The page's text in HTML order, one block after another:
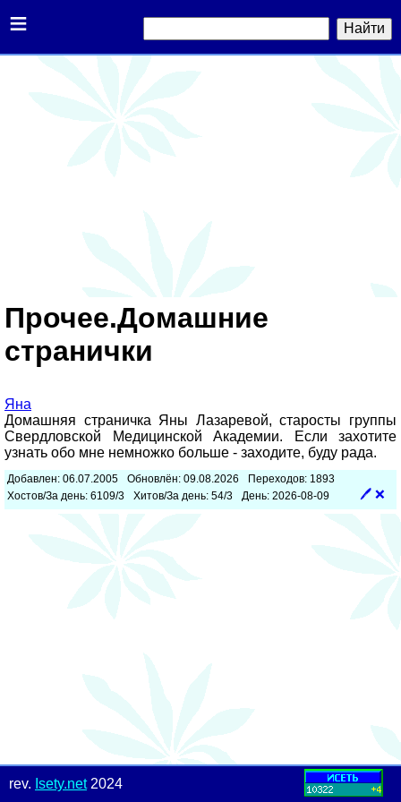
≡
Прочее.Домашние
странички
Яна
Домашняя страничка Яны Лазаревой, старосты группы
Свердловской Медицинской Академии. Если захотите
узнать обо мне немножко больше - заходите, буду рада.
Добавлен: 06.07.2005 Обновлён: 09.08.2026
Переходов: 1893
Хостов/За день: 6109/3
Хитов/За день: 54/3 День: 2026-08-09 🖊 ❌
rev. Isety.net2024